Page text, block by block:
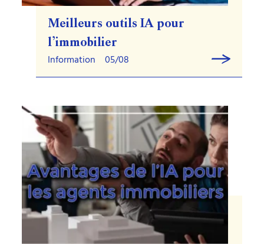
Meilleurs outils IA pour
l’immobilier
Information 05/08